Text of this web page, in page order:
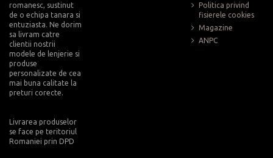
romanesc, sustinut
de o echipa tanara si
entuziasta. Ne dorim
sa livram catre
clientii nostrii
modele de lenjerie si
produse
personalizate de cea
mai buna calitate la
preturi corecte.
Livrarea produselor
se face pe teritoriul
Romaniei prin DPD
Politica privind
fisierele cookies
Magazine
ANPC